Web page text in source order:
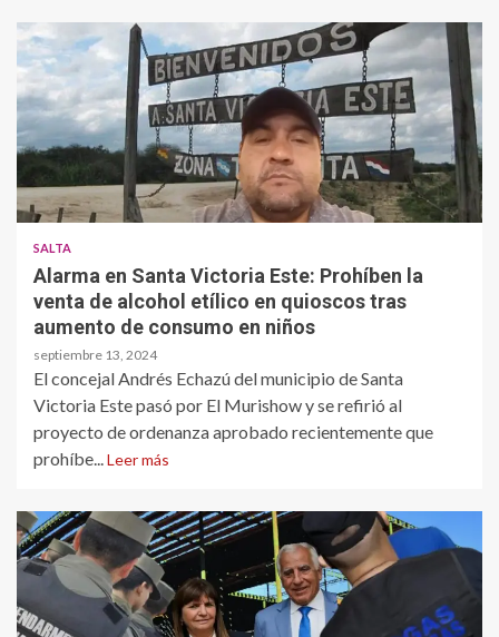
SALTA
Alarma en Santa Victoria Este: Prohíben la
venta de alcohol etílico en quioscos tras
aumento de consumo en niños
septiembre 13, 2024
El concejal Andrés Echazú del municipio de Santa
Victoria Este pasó por El Murishow y se refirió al
proyecto de ordenanza aprobado recientemente que
prohíbe... Leer más